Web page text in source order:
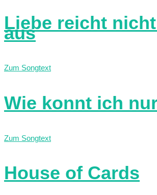
Liebe reicht
aus
Zum Songtext
Wie konnt ich
Zum Songtext
House of Cards